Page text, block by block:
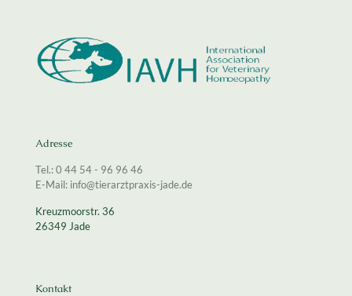
Adresse
Tel.: 0 44 54 - 96 96 46
E-Mail: info@tierarztpraxis-jade.de
Kreuzmoorstr. 36
26349 Jade
Kontakt